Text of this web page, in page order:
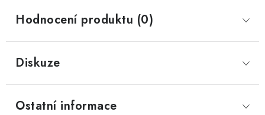
Hodnocení produktu (0)
Diskuze
Ostatní informace